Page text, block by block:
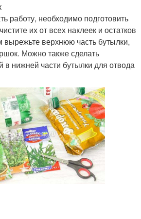
работу, необходимо подготовить
их от всех наклеек и остатков
вырежьте верхнюю часть бутылки,
Можно также сделать
в нижней части бутылки для отвода